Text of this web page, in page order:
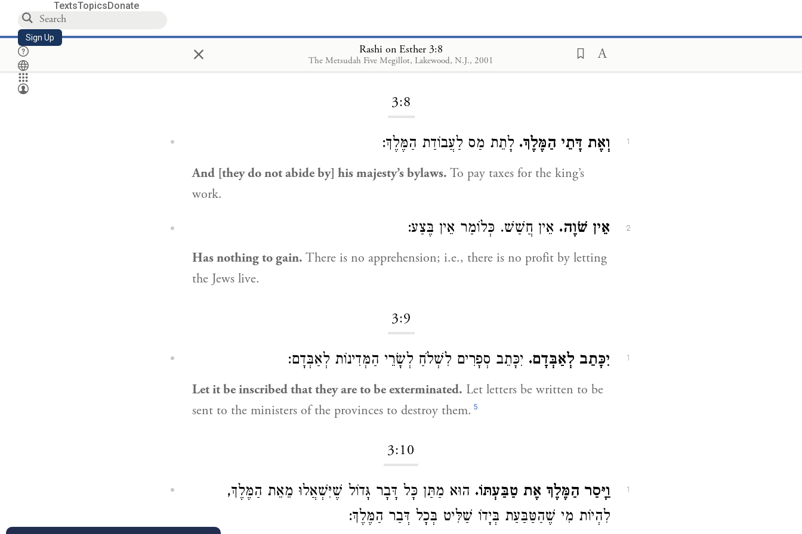
TextsTopicsDonate
Sign Up × Rashi on Esther 3:8
The Metsudah Five Megillot, Lakewood, N.J., 2001
Loading...
3:8
1 וְאֶת דָּתֵי הַמֶּלֶךְ. לָתֵת מַס לַעֲבוֹדַת הַמֶּלֶךְ:
And [they do not abide by] his majesty’s bylaws. To pay taxes for the king’s
work.
2 אֵין שֹׁוֶה. אֵין חֲשַׁשׁ. כְּלוֹמַר אֵין בֶּצַע:
Has nothing to gain. There is no apprehension; i.e., there is no profit by letting
the Jews live.
3:9
1 יִכָּתֵב לְאַבְּדָם. יִכָּתֵב סְפָרִים לִשְׁלֹחַ לְשָׂרֵי הַמְּדִינוֹת לְאַבְּדָם:
Let it be inscribed that they are to be exterminated. Let letters be written to be
sent to the ministers of the provinces to destroy them. 5
3:10
1 וַיָּסַר הַמֶּלֶךְ אֶת טַבַּעְתּוֹ. הוּא מַתַּן כָּל דָּבָר גָּדוֹל שֶׁיִּשְׁאֲלוּ מֵאֵת הַמֶּלֶךְ,
לִהְיוֹת מִי שֶׁהַטַּבַּעַת בְּיָדוֹ שַׁלִּיט בְּכָל דְּבַר הַמֶּלֶךְ: